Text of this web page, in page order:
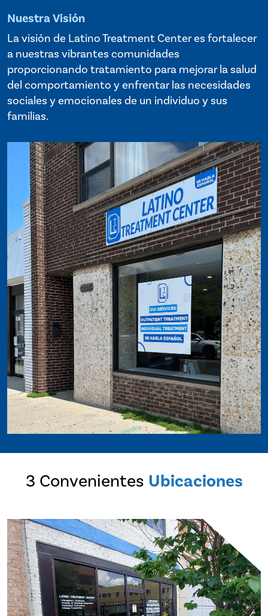
Nuestra Visión
La visión de Latino Treatment Center es fortalecer
a nuestras vibrantes comunidades
proporcionando tratamiento para mejorar la salud
del comportamiento y enfrentar las necesidades
sociales y emocionales de un individuo y sus
familias.
3 Convenientes Ubicaciones